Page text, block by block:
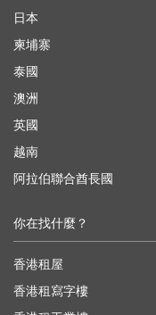
日本
柬埔寨
泰國
澳洲
英國
越南
阿拉伯聯合酋長國
你在找什麼？
香港租屋
香港租寫字樓